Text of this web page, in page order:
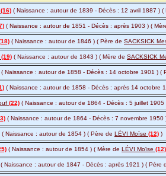
(16) ( Naissance : autour de 1839 - Décès : 12 avril 1887 )
( Naissance : autour de 1851 - Décès : après 1903 ) (
( Naissance : autour de 1846 ) ( Père de SACKSICK
(19) ( Naissance : autour de 1843 ) ( Mère de SACKSICK
( Naissance : autour de 1858 - Décès : 14 octobre 1901 ) (
( Naissance : autour de 1858 - Décès : après 14 octobre
(22) ( Naissance : autour de 1864 - Décès : 5 juillet
( Naissance : autour de 1864 - Décès : 7 novembre
( Naissance : autour de 1854 ) ( Père de LÉVI Moïse (12) )
( Naissance : autour de 1854 ) ( Mère de LÉVI Moïse (12)
( Naissance : autour de 1847 - Décès : après 1921 ) ( Père